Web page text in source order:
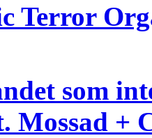
Terror
som
Mossad +